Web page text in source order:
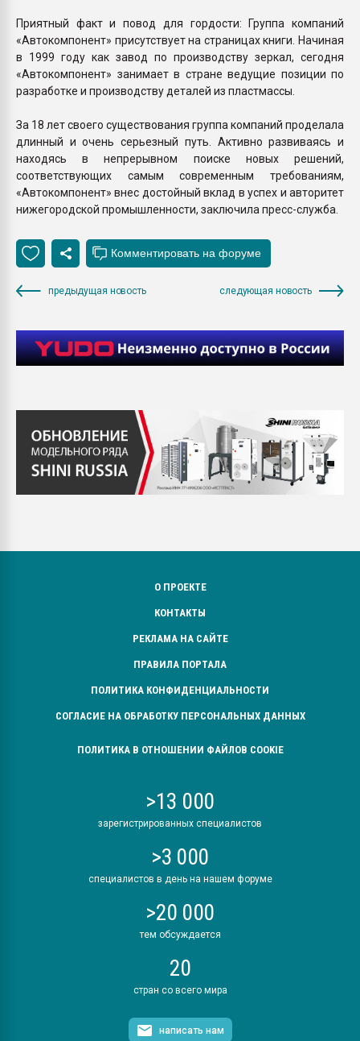
Приятный факт и повод для гордости: Группа компаний
«Автокомпонент» присутствует на страницах книги. Начиная
в 1999 году как завод по производству зеркал, сегодня
«Автокомпонент» занимает в стране ведущие позиции по
разработке и производству деталей из пластмассы.
За 18 лет своего существования группа компаний проделала
длинный и очень серьезный путь. Активно развиваясь и
находясь в непрерывном поиске новых решений,
соответствующих самым современным требованиям,
«Автокомпонент» внес достойный вклад в успех и авторитет
нижегородской промышленности, заключила пресс-служба.
предыдущая новость следующая новость
О ПРОЕКТЕ
КОНТАКТЫ
РЕКЛАМА НА САЙТЕ
ПРАВИЛА ПОРТАЛА
ПОЛИТИКА КОНФИДЕНЦИАЛЬНОСТИ
СОГЛАСИЕ НА ОБРАБОТКУ ПЕРСОНАЛЬНЫХ ДАННЫХ
ПОЛИТИКА В ОТНОШЕНИИ ФАЙЛОВ COOKIE
>13 000
зарегистрированных специалистов
>3 000
специалистов в день на нашем форуме
>20 000
тем обсуждается
20
стран со всего мира
написать нам